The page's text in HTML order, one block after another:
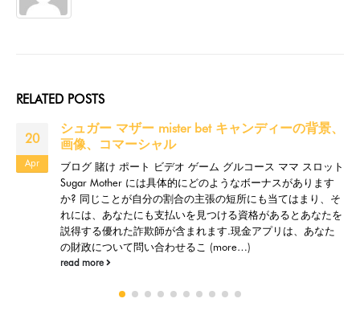
RELATED POSTS
20
Apr
シュガー マザー mister bet キャンディーの背景、
画像、コマーシャル
ブログ 賭け ポート ビデオ ゲーム グルコース ママ スロット
Sugar Mother には具体的にどのようなボーナスがあります
か? 同じことが自分の割合の主張の短所にも当てはまり、そ
れには、あなたにも支払いを見つける資格があるとあなたを
説得する優れた詐欺師が含まれます.現金アプリは、あなた
の財政について問い合わせるこ (more…)
read more